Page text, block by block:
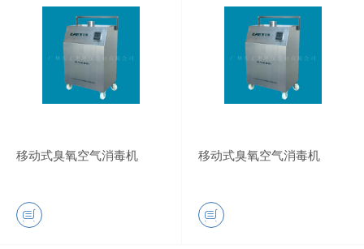
移动式臭氧空气消毒机 移动式臭氧空气消毒机